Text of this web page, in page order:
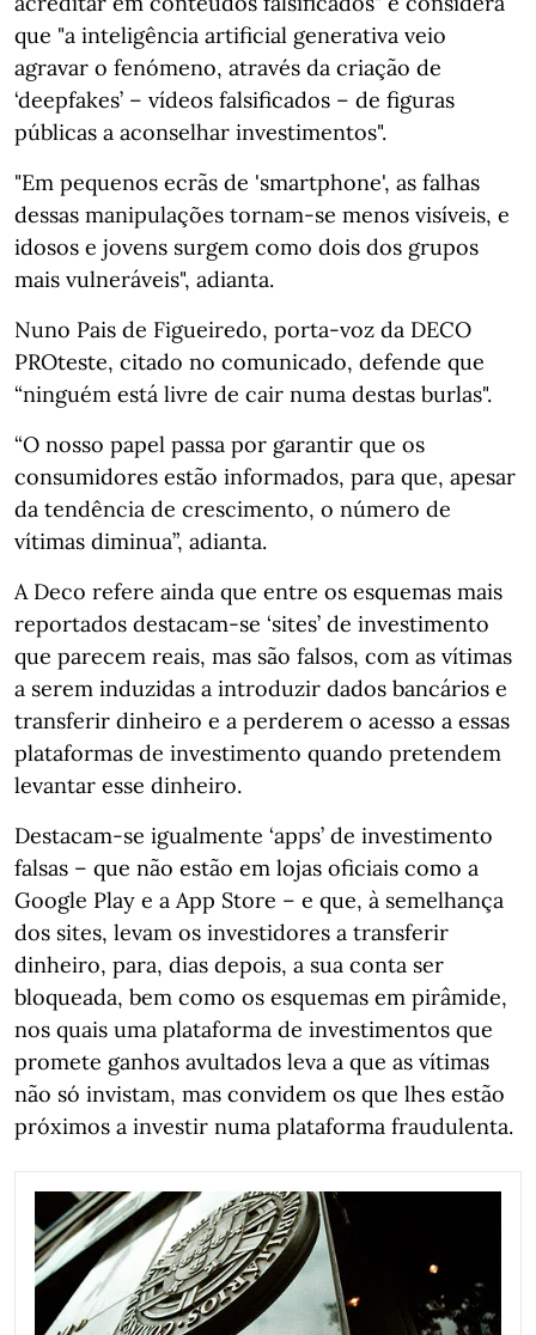
que "a inteligência artificial generativa veio
agravar o fenómeno, através da criação de
‘deepfakes’ – vídeos falsificados – de figuras
públicas a aconselhar investimentos".
"Em pequenos ecrãs de 'smartphone', as falhas
dessas manipulações tornam-se menos visíveis, e
idosos e jovens surgem como dois dos grupos
mais vulneráveis", adianta.
Nuno Pais de Figueiredo, porta-voz da DECO
PROteste, citado no comunicado, defende que
“ninguém está livre de cair numa destas burlas".
“O nosso papel passa por garantir que os
consumidores estão informados, para que, apesar
da tendência de crescimento, o número de
vítimas diminua”, adianta.
A Deco refere ainda que entre os esquemas mais
reportados destacam-se ‘sites’ de investimento
que parecem reais, mas são falsos, com as vítimas
a serem induzidas a introduzir dados bancários e
transferir dinheiro e a perderem o acesso a essas
plataformas de investimento quando pretendem
levantar esse dinheiro.
Destacam-se igualmente ‘apps’ de investimento
falsas – que não estão em lojas oficiais como a
Google Play e a App Store – e que, à semelhança
dos sites, levam os investidores a transferir
dinheiro, para, dias depois, a sua conta ser
bloqueada, bem como os esquemas em pirâmide,
nos quais uma plataforma de investimentos que
promete ganhos avultados leva a que as vítimas
não só invistam, mas convidem os que lhes estão
próximos a investir numa plataforma fraudulenta.